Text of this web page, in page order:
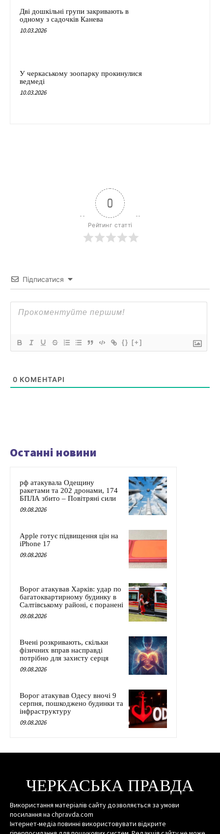
Дві дошкільні групи закривають в
одному з садочків Канева
10.03.2026
У черкаському зоопарку прокинулися
ведмеді
10.03.2026
0
Рейтинг статті
Підписатися
{} [+]
0 КОМЕНТАРІ
Останні новини
рф атакувала Одещину
ракетами та 202 дронами, 174
БПЛА збито – Повітряні сили
09.08.2026
Apple готує підвищення цін на
iPhone 17
09.08.2026
Ворог атакував Харків: удар по
багатоквартирному будинку в
Салтівському районі, є поранені
09.08.2026
Вчені розкривають, скільки
фізичних вправ насправді
потрібно для захисту серця
09.08.2026
Ворог атакував Одесу вночі 9
серпня, пошкоджено будинки та
інфраструктуру
09.08.2026
ЧЕРКАСЬКА ПРАВДА
Використання матеріалів сайту дозволяється за умови
посилання на chpravda.com
Інтернет-медіа повинні використовувати відкрите